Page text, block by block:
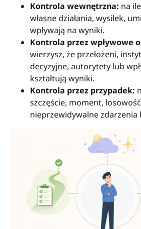
Kontrola wewnętrzna: na
własne działania, wysiłek,
wpływają na wyniki.
Kontrola przez wpływowe
wierzysz, że przełożeni,
decyzyjne, autorytety lub
kształtują wyniki.
Kontrola przez przypadek:
szczęście, moment,
nieprzewidywalne zdarzenia